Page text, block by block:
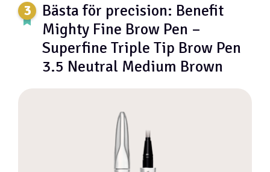
Bästa för precision: Benefit
Mighty Fine Brow Pen –
Superfine Triple Tip Brow Pen
3.5 Neutral Medium Brown